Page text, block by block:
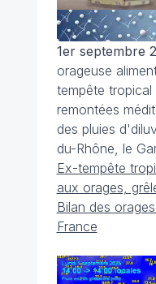
1er septembre
orageuse
tempête tropical
remontées
des pluies
du-Rhône, le
Ex-tempête
aux orages,
Bilan des
France